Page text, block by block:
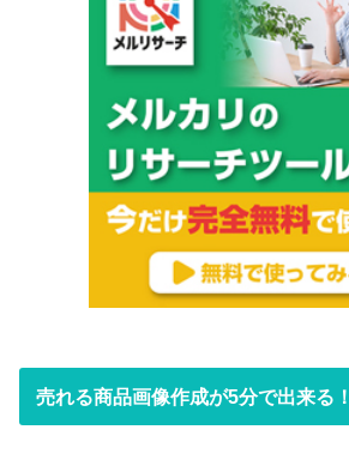
売れる商品画像作成が5分で出来る！